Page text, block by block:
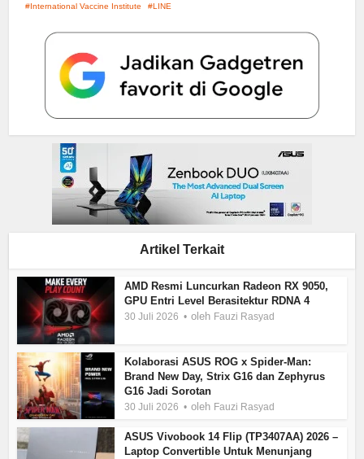
International Vaccine Institute LINE
Artikel Terkait
AMD Resmi Luncurkan Radeon RX 9050,
GPU Entri Level Berasitektur RDNA 4
30 Juli 2026 oleh Fauzi Rasyad
Kolaborasi ASUS ROG x Spider-Man:
Brand New Day, Strix G16 dan Zephyrus
G16 Jadi Sorotan
30 Juli 2026 oleh Fauzi Rasyad
ASUS Vivobook 14 Flip (TP3407AA) 2026 –
Laptop Convertible Untuk Menunjang